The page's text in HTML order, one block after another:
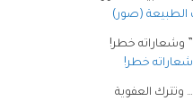
الطبيعة (صور)
خطر!